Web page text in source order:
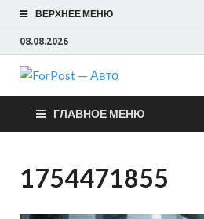
ВЕРХНЕЕ МЕНЮ
08.08.2026
Авто
ГЛАВНОЕ МЕНЮ
1754471855